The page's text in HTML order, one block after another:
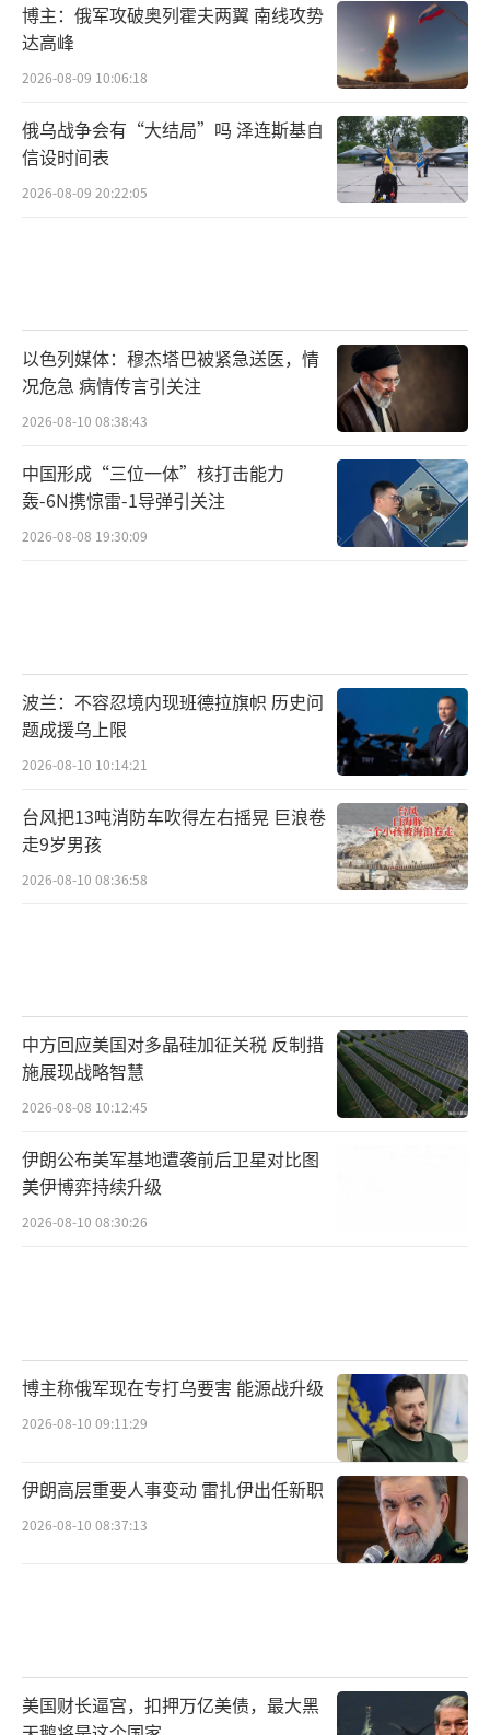
博主：俄军攻破奥列霍夫两翼 南线攻势
达高峰
2026-08-09 10:06:18
俄乌战争会有“大结局”吗 泽连斯基自
信设时间表
2026-08-09 20:22:05
以色列媒体：穆杰塔巴被紧急送医，情
况危急 病情传言引关注
2026-08-10 08:38:43
中国形成“三位一体”核打击能力
轰-6N携惊雷-1导弹引关注
2026-08-08 19:30:09
波兰：不容忍境内现班德拉旗帜 历史问
题成援乌上限
2026-08-10 10:14:21
台风把13吨消防车吹得左右摇晃 巨浪卷
走9岁男孩
2026-08-10 08:36:58
中方回应美国对多晶硅加征关税 反制措
施展现战略智慧
2026-08-08 10:12:45
伊朗公布美军基地遭袭前后卫星对比图
美伊博弈持续升级
2026-08-10 08:30:26
博主称俄军现在专打乌要害 能源战升级
2026-08-10 09:11:29
伊朗高层重要人事变动 雷扎伊出任新职
2026-08-10 08:37:13
美国财长逼宫，扣押万亿美债，最大黑